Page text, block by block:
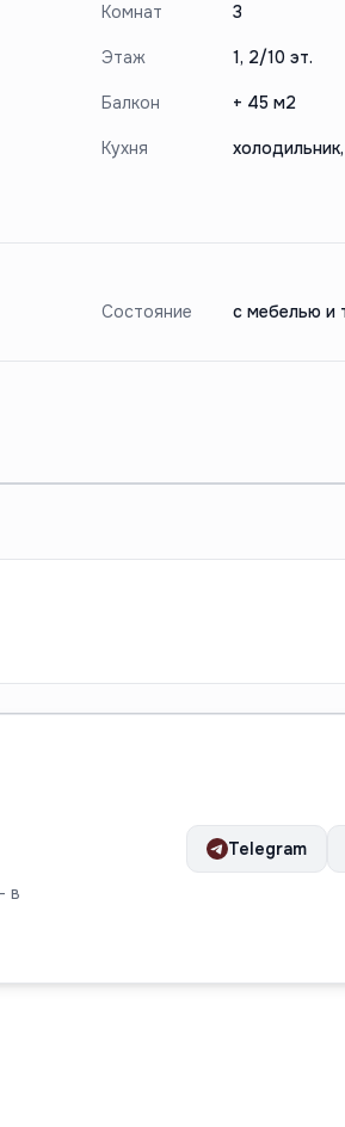
Комнат 3
Этаж 1, 2/10 эт.
Балкон + 45 м2
Кухня
Состояние с мебелью и
в
Telegram